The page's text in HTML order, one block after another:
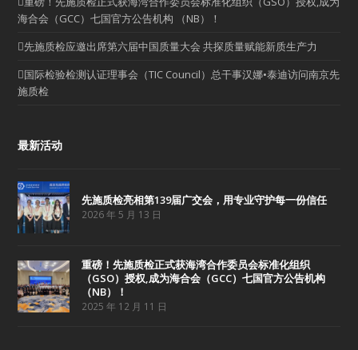
海合会（GCC）七国官方公告机构 （NB）！
先施质检应邀出席第六届中国质量大会 共探质量赋能新质生产力
国际检验检测认证理事会（TIC Council）总干事汉娜•泰迪访问南京先
施质检
最新活动
先施质检亮相第139届广交会，用专业守护每一份信任
2026 年 5 月 13 日
重磅！先施质检正式获海湾合作委员会标准化组织
（GSO）授权,成为海合会（GCC）七国官方公告机构
（NB）！
2025 年 12 月 11 日